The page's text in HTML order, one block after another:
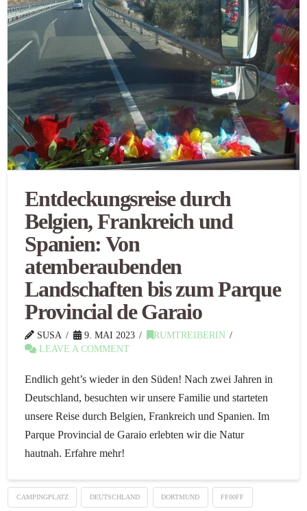
Entdeckungsreise durch
Belgien, Frankreich und
Spanien: Von
atemberaubenden
Landschaften bis zum Parque
Provincial de Garaio
SUSA 9. MAI 2023
RUMTREIBERIN
LEAVE A COMMENT
Endlich geht’s wieder in den Süden! Nach zwei Jahren in
Deutschland, besuchten wir unsere Familie und starteten
unsere Reise durch Belgien, Frankreich und Spanien. Im
Parque Provincial de Garaio erlebten wir die Natur
hautnah. Erfahre mehr!
CAMPINGPLATZ DEUTSCHLAND DORTMUND FF00FF